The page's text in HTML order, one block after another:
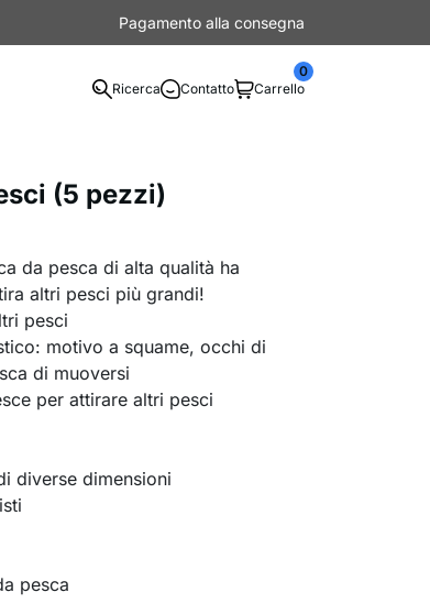
Pagamento alla consegna
Ricerca Contatto Carrello
0
(5 pezzi)
da pesca di alta qualità ha
altri pesci più grandi!
pesci
motivo a squame, occhi di
di muoversi
per attirare altri pesci
diverse dimensioni
pesca